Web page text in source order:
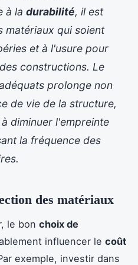
à la durabilité, il est
matériaux qui soient
et à l'usure pour
constructions. Le
prolonge non
de vie de la structure,
diminuer l'empreinte
la fréquence des
des matériaux
le bon choix de
influencer le coût
exemple, investir dans